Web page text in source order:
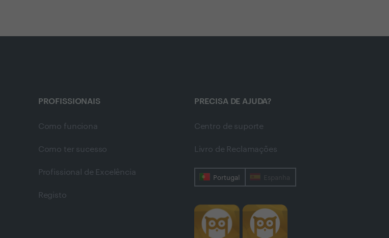
PROFISSIONAIS
Como funciona
Como ter sucesso
Profissional de Excelência
Registo
PRECISA DE AJUDA?
Centro de suporte
Livro de Reclamações
Portugal Espanha